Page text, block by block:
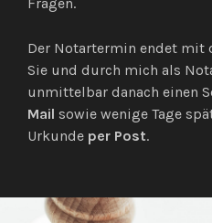
Der Notartermin endet mit
Sie und durch mich als
unmittelbar danach einen
Mail sowie wenige Tage
Urkunde per Post.